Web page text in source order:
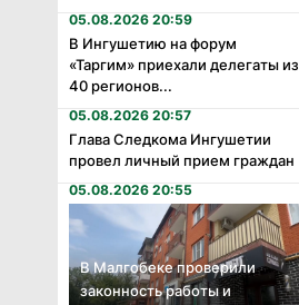
05.08.2026 20:59
В Ингушетию на форум
«Таргим» приехали делегаты из
40 регионов...
05.08.2026 20:57
Глава Следкома Ингушетии
провел личный прием граждан
05.08.2026 20:55
В Малгобеке проверили
законность работы и